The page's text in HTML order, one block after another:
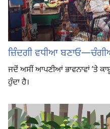
ਜ਼ਿੰਦਗੀ ਵਧੀਆ
ਜਦੋਂ ਅਸੀਂ ਆਪਣੀਆਂ ਭਾਵਨਾਵਾਂ ʼਤੇ
ਹੁੰਦਾ ਹੈ।